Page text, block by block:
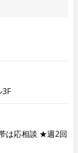
は応相談 ★週2回